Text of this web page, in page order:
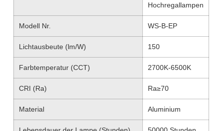
Hochregallampen
Modell Nr. WS-B-EP
Lichtausbeute (lm/W) 150
Farbtemperatur (CCT) 2700K-6500K
CRI (Ra) Ra≥70
Material Aluminium